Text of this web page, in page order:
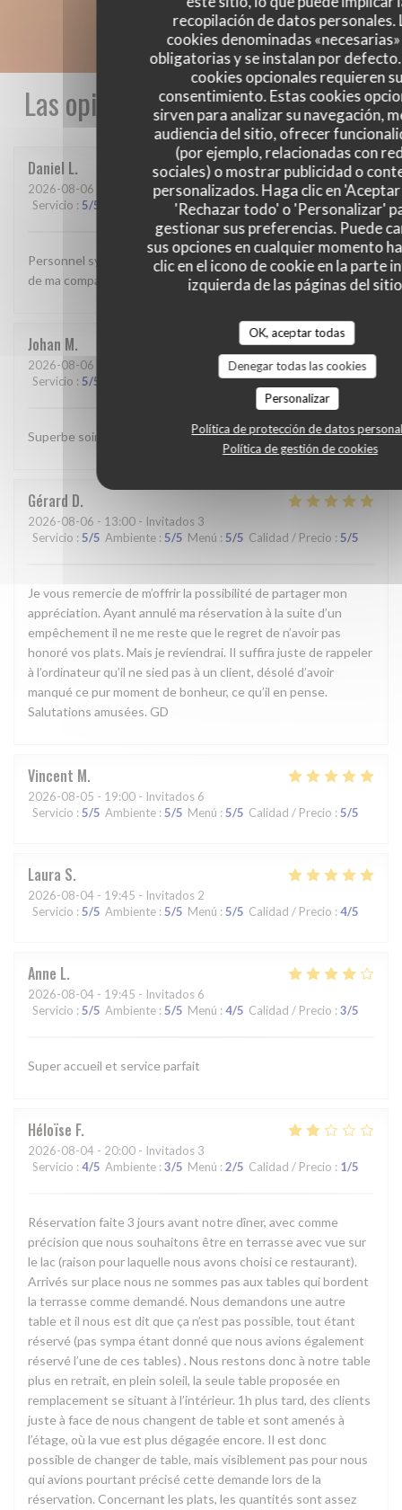
recopilación de datos personales.
cookies denominadas
obligatorias y se instalan por
cookies opcionales requieren
consentimiento. Estas cookies
sirven para analizar su navegación,
audiencia del sitio, ofrecer
(por ejemplo, relacionadas con
sociales) o mostrar publicidad o
personalizados. Haga clic en
'Rechazar todo' o 'Personalizar'
gestionar sus preferencias. Puede
sus opciones en cualquier momento
clic en el icono de cookie en la parte
izquierda de las páginas del
OK, aceptar todas
Denegar todas las cookies
Personalizar
Política de protección de datos
Política de gestión de cookies
Las opiniones de nuestros clientes
Daniel L
2026-08-06 - 12:30 - Invitados 2
Servicio : 5/5 /5 Menú:3/5 Calidad / Precio: 3/5
Personnel sympathique Mon plat était un peu décevant celui
de ma compagne semble t il très bon
Johan M
2026-08-06
Servicio : 5/5 :5/5 Calidad / Precio:5/5
Superbe soirée
Gérard D
2026-08-06 - 13:00 - Invitados 3
Servicio : 5/5 Ambiente : 5/5 Menú : 5/5 Calidad / Precio : 5/5
Je vous remercie de m’offrir la possibilité de partager mon
appréciation. Ayant annulé ma réservation à la suite d’un
empêchement il ne me reste que le regret de n’avoir pas
honoré vos plats. Mais je reviendrai. Il suffira juste de rappeler
à l’ordinateur qu’il ne sied pas à un client, désolé d’avoir
manqué ce pur moment de bonheur, ce qu’il en pense.
Salutations amusées. GD
Vincent M
2026-08-05 - 19:00 - Invitados 6
Servicio : 5/5 Ambiente : 5/5 Menú : 5/5 Calidad / Precio : 5/5
Laura S
2026-08-04 - 19:45 - Invitados 2
Servicio : 5/5 Ambiente : 5/5 Menú : 5/5 Calidad / Precio : 4/5
Anne L
2026-08-04 - 19:45 - Invitados 6
Servicio : 5/5 Ambiente : 5/5 Menú : 4/5 Calidad / Precio : 3/5
Super accueil et service parfait
Héloïse F
2026-08-04 - 20:00 - Invitados 3
Servicio : 4/5 Ambiente : 3/5 Menú : 2/5 Calidad / Precio : 1/5
Réservation faite 3 jours avant notre dîner, avec comme
précision que nous souhaitons être en terrasse avec vue sur
le lac (raison pour laquelle nous avons choisi ce restaurant).
Arrivés sur place nous ne sommes pas aux tables qui bordent
la terrasse comme demandé. Nous demandons une autre
table et il nous est dit que ça n’est pas possible, tout étant
réservé (pas sympa étant donné que nous avions également
réservé l’une de ces tables) . Nous restons donc à notre table
plus en retrait, en plein soleil, la seule table proposée en
remplacement se situant à l’intérieur. 1h plus tard, des clients
juste à face de nous changent de table et sont amenés à
l’étage, où la vue est plus dégagée encore. Il est donc
possible de changer de table, mais visiblement pas pour nous
qui avions pourtant précisé cette demande lors de la
réservation. Concernant les plats, les quantités sont assez